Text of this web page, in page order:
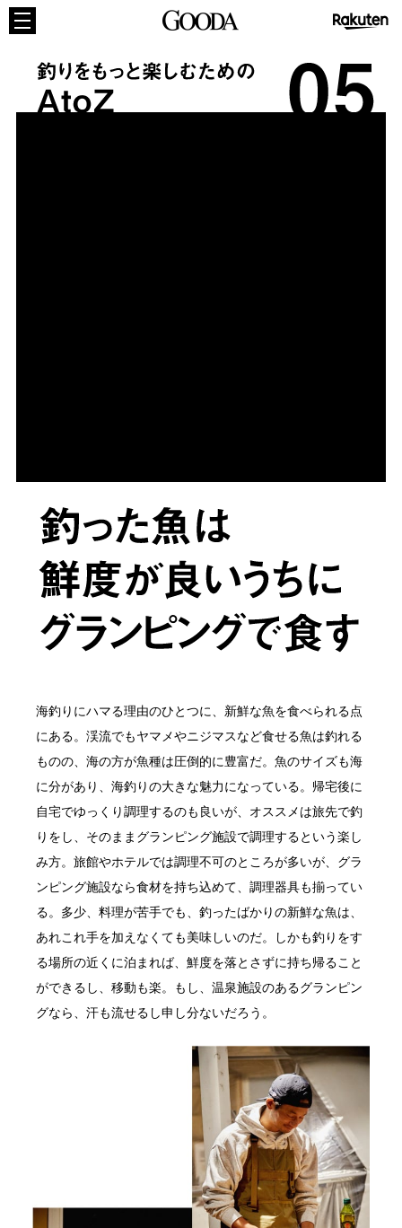
海釣りにハマる理由のひとつに、新鮮な魚を食べられる点
にある。渓流でもヤマメやニジマスなど食せる魚は釣れる
ものの、海の方が魚種は圧倒的に豊富だ。魚のサイズも海
に分があり、海釣りの大きな魅力になっている。帰宅後に
自宅でゆっくり調理するのも良いが、オススメは旅先で釣
りをし、そのままグランピング施設で調理するという楽し
み方。旅館やホテルでは調理不可のところが多いが、グラ
ンピング施設なら食材を持ち込めて、調理器具も揃ってい
る。多少、料理が苦手でも、釣ったばかりの新鮮な魚は、
あれこれ手を加えなくても美味しいのだ。しかも釣りをす
る場所の近くに泊まれば、鮮度を落とさずに持ち帰ること
ができるし、移動も楽。もし、温泉施設のあるグランピン
グなら、汗も流せるし申し分ないだろう。